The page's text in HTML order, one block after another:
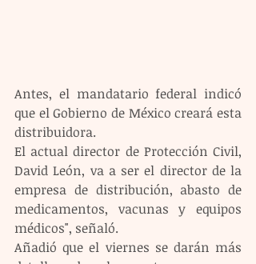
Antes, el mandatario federal indicó
que el Gobierno de México creará esta
distribuidora.
El actual director de Protección Civil,
David León, va a ser el director de la
empresa de distribución, abasto de
medicamentos, vacunas y equipos
médicos", señaló.
Añadió que el viernes se darán más